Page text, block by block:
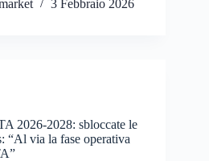
3 Febbraio 2026
2026-2028: sbloccate le
“Al via la fase operativa